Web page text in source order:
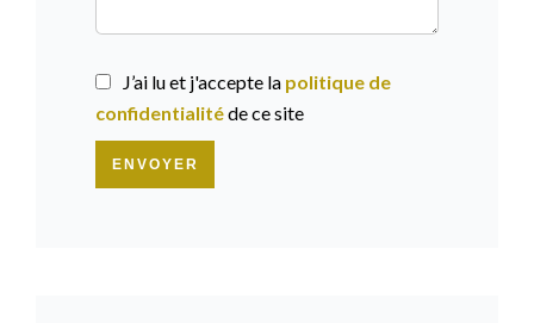
J’ai lu et j'accepte la politique de
confidentialitéde ce site
ENVOYER